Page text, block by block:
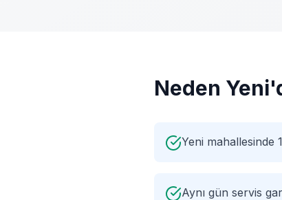
Neden Yeni
Yeni mahallesinde
Aynı gün servis